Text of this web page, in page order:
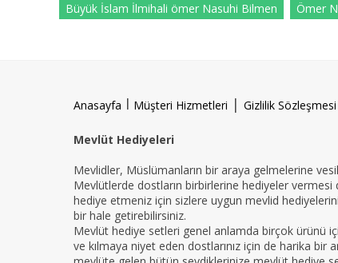
Büyük İslam İlmihali ömer Nasuhi Bilmen Ömer
Anasayfa l Müşteri Hizmetleri | Gizlilik Sözleşmesi
Mevlüt Hediyeleri
Mevlidler, Müslümanların bir araya gelmelerine
Mevlütlerde dostların birbirlerine hediyeler vermesi
hediye etmeniz için sizlere uygun mevlid
bir hale getirebilirsiniz.
Mevlüt hediye setleri genel anlamda birçok ürünü
ve kılmaya niyet eden dostlarınız için de harika